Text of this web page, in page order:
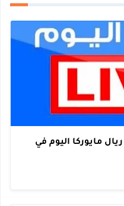
مايوركا اليوم في